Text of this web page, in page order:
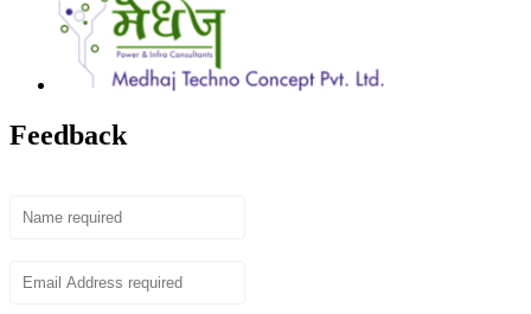
Feedback